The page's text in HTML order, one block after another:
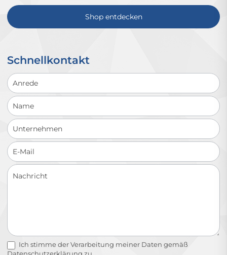
Shop entdecken
Schnellkontakt
Schnellkontakt
Ich stimme der Verarbeitung meiner Daten gemäß